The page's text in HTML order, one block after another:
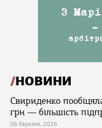
НОВИНИ
Свириденко
грн — більшість
06 березня, 2026